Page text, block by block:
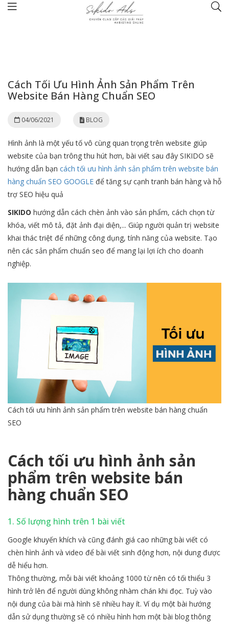
Cách Tối Ưu Hình Ảnh Sản Phẩm Trên
Website Bán Hàng Chuẩn SEO
04/06/2021 BLOG
Hình ảnh là một yếu tố vô cùng quan trọng trên website giúp
website của bạn trông thu hút hơn, bài viết sau đây SIKIDO sẽ
hướng dẫn bạn cách tối ưu hình ảnh sản phẩm trên website bán
hàng chuẩn SEO GOOGLE để tăng sự cạnh tranh bán hàng và hỗ
trợ SEO hiệu quả
SIKIDO hướng dẫn cách chèn ảnh vào sản phẩm, cách chọn từ
khóa, viết mô tả, đặt ảnh đại diện,... Giúp người quản trị website
khai thác triệt để những công dụng, tính năng của website. Tạo
nên các sản phẩm chuẩn seo để mang lại lợi ích cho doanh
nghiệp.
Cách tối ưu hình ảnh sản phẩm trên website bán hàng chuẩn
SEO
Cách tối ưu hình ảnh sản
phẩm trên website bán
hàng chuẩn SEO
1. Số lượng hình trên 1 bài viết
Google khuyến khích và cũng đánh giá cao những bài viết có
chèn hình ảnh và video để bài viết sinh động hơn, nội dung được
dễ hiểu hơn.
Thông thường, mỗi bài viết khoảng 1000 từ nên có tối thiểu 3
hình trở lên để người dùng không nhàm chán khi đọc. Tuỳ vào
nội dung của bài mà hình sẽ nhiều hay ít. Ví dụ một bài hướng
dẫn sử dụng thường sẽ có nhiều hình hơn một bài blog thông